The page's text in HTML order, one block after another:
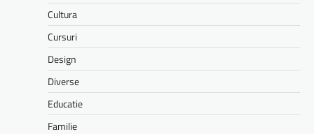
Cultura
Cursuri
Design
Diverse
Educatie
Familie